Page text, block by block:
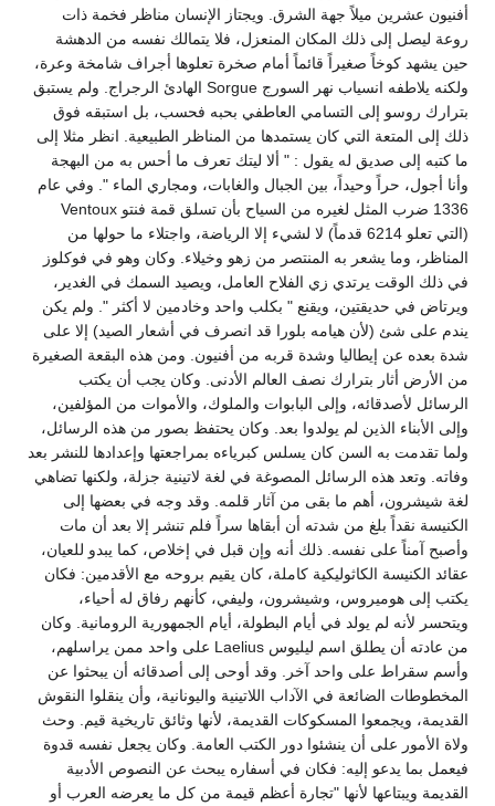
أفنيون عشرين ميلاً جهة الشرق. ويجتاز الإنسان مناظر فخمة ذات
روعة ليصل إلى ذلك المكان المنعزل، فلا يتمالك نفسه من الدهشة
حين يشهد كوخاً صغيراً قائماً أمام صخرة تعلوها أجراف شامخة وعرة،
ولكنه يلاطفه انسياب نهر السورج Sorgue الهادئ الرجراج. ولم يستبق
بترارك روسو إلى التسامي العاطفي بحبه فحسب، بل استبقه فوق
ذلك إلى المتعة التي كان يستمدها من المناظر الطبيعية. انظر مثلا إلى
ما كتبه إلى صديق له يقول : " ألا ليتك تعرف ما أحس به من البهجة
وأنا أجول، حراً وحيداً، بين الجبال والغابات، ومجاري الماء ". وفي عام
1336 ضرب المثل لغيره من السياح بأن تسلق قمة فنتو Ventoux
(التي تعلو 6214 قدماً) لا لشيء إلا الرياضة، واجتلاء ما حولها من
المناظر، وما يشعر به المنتصر من زهو وخيلاء. وكان وهو في فوكلوز
في ذلك الوقت يرتدي زي الفلاح العامل، ويصيد السمك في الغدير،
ويرتاض في حديقتين، ويقنع " بكلب واحد وخادمين لا أكثر ". ولم يكن
يندم على شئ (لأن هيامه بلورا قد انصرف في أشعار الصيد) إلا على
شدة بعده عن إيطاليا وشدة قربه من أفنيون. ومن هذه البقعة الصغيرة
من الأرض أثار بترارك نصف العالم الأدنى. وكان يجب أن يكتب
الرسائل لأصدقائه، وإلى البابوات والملوك، والأموات من المؤلفين،
وإلى الأبناء الذين لم يولدوا بعد. وكان يحتفظ بصور من هذه الرسائل،
ولما تقدمت به السن كان يسلس كبرياءه بمراجعتها وإعدادها للنشر بعد
وفاته. وتعد هذه الرسائل المصوغة في لغة لاتينية جزلة، ولكنها تضاهي
لغة شيشرون، أهم ما بقى من آثار قلمه. وقد وجه في بعضها إلى
الكنيسة نقداً بلغ من شدته أن أبقاها سراً فلم تنشر إلا بعد أن مات
وأصبح آمناً على نفسه. ذلك أنه وإن قبل في إخلاص، كما يبدو للعيان،
عقائد الكنيسة الكاثوليكية كاملة، كان يقيم بروحه مع الأقدمين: فكان
يكتب إلى هوميروس، وشيشرون، وليفي، كأنهم رفاق له أحياء،
ويتحسر لأنه لم يولد في أيام البطولة، أيام الجمهورية الرومانية. وكان
من عادته أن يطلق اسم ليليوس Laelius على واحد ممن يراسلهم،
وأسم سقراط على واحد آخر. وقد أوحى إلى أصدقائه أن يبحثوا عن
المخطوطات الضائعة في الآداب اللاتينية واليونانية، وأن ينقلوا النقوش
القديمة، ويجمعوا المسكوكات القديمة، لأنها وثائق تاريخية قيم. وحث
ولاة الأمور على أن ينشئوا دور الكتب العامة. وكان يجعل نفسه قدوة
فيعمل بما يدعو إليه: فكان في أسفاره يبحث عن النصوص الأدبية
القديمة ويبتاعها لأنها "تجارة أعظم قيمة من كل ما يعرضه العرب أو